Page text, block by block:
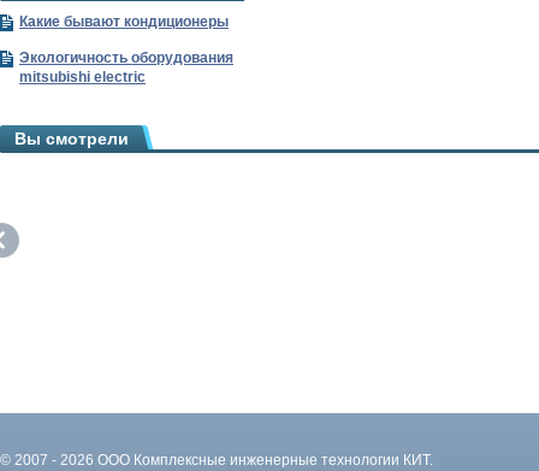
Какие бывают кондиционеры
Экологичность оборудования
mitsubishi electric
Вы смотрели
© 2007 - 2026 ООО Комплексные инженерные технологии КИТ.